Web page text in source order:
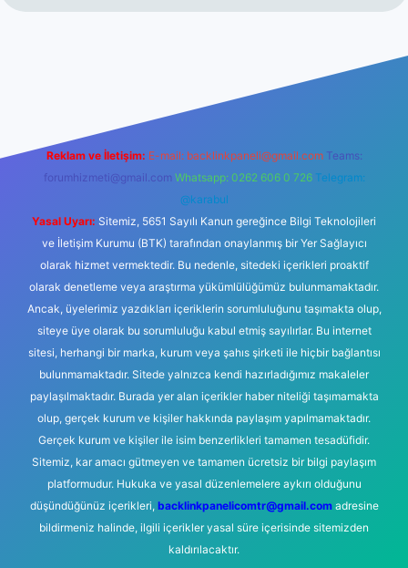
Reklam ve İletişim: E-mail: backlinkpaneli@gmail.com Teams:
forumhizmeti@gmail.com Whatsapp: 0262 606 0 726 Telegram:
@karabul
Yasal Uyarı: Sitemiz, 5651 Sayılı Kanun gereğince Bilgi Teknolojileri
ve İletişim Kurumu (BTK) tarafından onaylanmış bir Yer Sağlayıcı
olarak hizmet vermektedir. Bu nedenle, sitedeki içerikleri proaktif
olarak denetleme veya araştırma yükümlülüğümüz bulunmamaktadır.
Ancak, üyelerimiz yazdıkları içeriklerin sorumluluğunu taşımakta olup,
siteye üye olarak bu sorumluluğu kabul etmiş sayılırlar. Bu internet
sitesi, herhangi bir marka, kurum veya şahıs şirketi ile hiçbir bağlantısı
bulunmamaktadır. Sitede yalnızca kendi hazırladığımız makaleler
paylaşılmaktadır. Burada yer alan içerikler haber niteliği taşımamakta
olup, gerçek kurum ve kişiler hakkında paylaşım yapılmamaktadır.
Gerçek kurum ve kişiler ile isim benzerlikleri tamamen tesadüfidir.
Sitemiz, kar amacı gütmeyen ve tamamen ücretsiz bir bilgi paylaşım
platformudur. Hukuka ve yasal düzenlemelere aykırı olduğunu
düşündüğünüz içerikleri, backlinkpanelicomtr@gmail.comadresine
bildirmeniz halinde, ilgili içerikler yasal süre içerisinde sitemizden
kaldırılacaktır.